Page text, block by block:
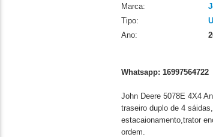
Marca:
Tipo:
Ano:
Whatsapp: 16997564722
John Deere 5078E 4X4
traseiro duplo de 4
estacaionamento,trator
ordem.